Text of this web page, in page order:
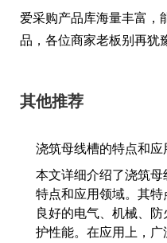
爱采购产品库海量丰富，
品，各位商家老板别再犹
其他推荐
浇筑母线槽的特点和应
本文详细介绍了浇筑母
特点和应用领域。其特
良好的电气、机械、防
护性能。在应用上，广